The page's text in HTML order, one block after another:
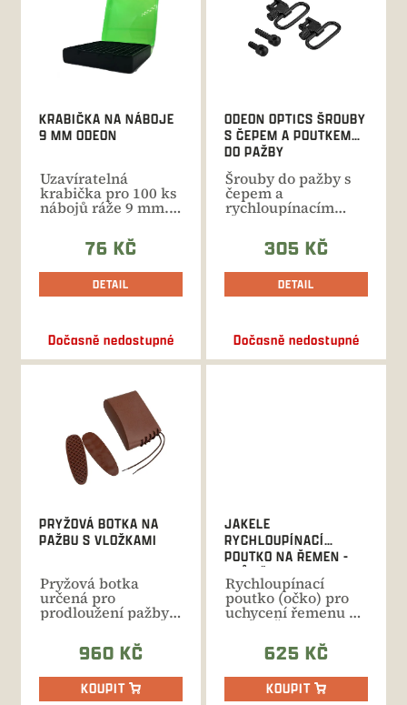
Dočasně nedostupné
KRABIČKA NA NÁBOJE
9 MM ODEON
Uzavíratelná
krabička pro 100 ks
nábojů ráže 9 mm.
Praktická pomůcka,
76 KČ
DETAIL
Dočasně nedostupné
ODEON OPTICS ŠROUBY
S ČEPEM A POUTKEM
DO PAŽBY
Šrouby do pažby s
čepem a
rychloupínacím
poutkem pro
uchycení řemene
305 KČ
DETAIL
PRYŽOVÁ BOTKA NA
PAŽBU S VLOŽKAMI
Pryžová botka
určená pro
prodloužení pažby.
Vyjímatelné vložky
960 KČ
KOUPIT
JAKELE
RYCHLOUPÍNACÍ
POUTKO NA ŘEMEN -
PRŮMĚR 25 MM
Rychloupínací
poutko (očko) pro
uchycení řemenu na
zbraň. Šíře poutka
625 KČ
KOUPIT